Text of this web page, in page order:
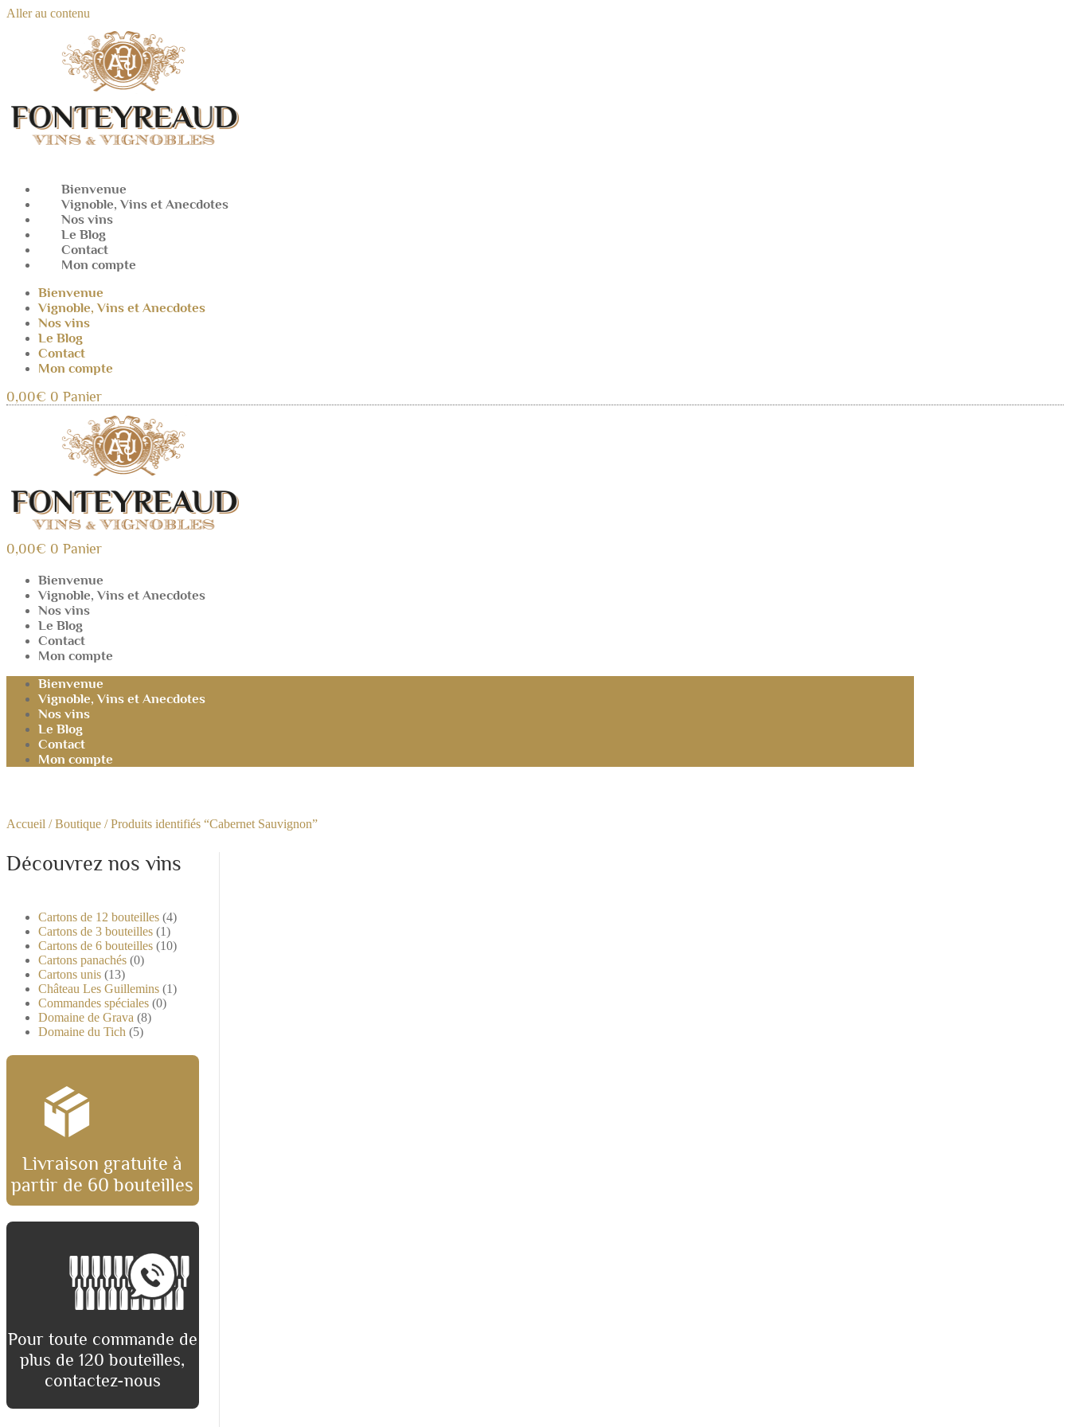
Aller au contenu
Bienvenue
Vignoble, Vins et Anecdotes
Nos vins
Le Blog
Contact
Mon compte
Bienvenue
Vignoble, Vins et Anecdotes
Nos vins
Le Blog
Contact
Mon compte
0,00€ 0 Panier
0,00€ 0 Panier
Bienvenue
Vignoble, Vins et Anecdotes
Nos vins
Le Blog
Contact
Mon compte
Bienvenue
Vignoble, Vins et Anecdotes
Nos vins
Le Blog
Contact
Mon compte
Accueil /Boutique / Produits identifiés “Cabernet Sauvignon”
Découvrez nos vins
Cartons de 12 bouteilles (4)
Cartons de 3 bouteilles (1)
Cartons de 6 bouteilles (10)
Cartons panachés (0)
Cartons unis (13)
Château Les Guillemins (1)
Commandes spéciales (0)
Domaine de Grava (8)
Domaine du Tich (5)
Livraison gratuite à
partir de 60 bouteilles
Pour toute commande de
plus de 120 bouteilles,
contactez-nous